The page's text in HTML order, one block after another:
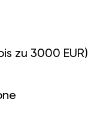
zu 3000 EUR)